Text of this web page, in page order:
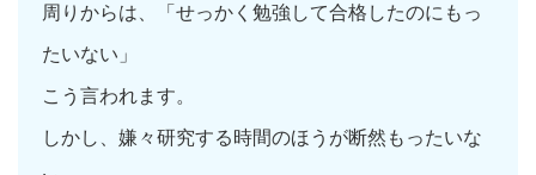
周りからは、「せっかく勉強して合格したのにもっ
たいない」
こう言われます。
しかし、嫌々研究する時間のほうが断然もったいな